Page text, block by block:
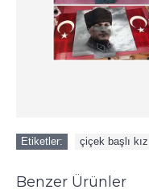
Etiketler: çiçek başlı kız
Benzer Ürünler